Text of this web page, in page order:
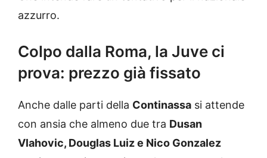
azzurro.
Colpo dalla Roma, la Juve ci
prova: prezzo già fissato
Anche dalle parti della Continassa si attende
con ansia che almeno due tra Dusan
Vlahovic, Douglas Luiz e Nico Gonzalez